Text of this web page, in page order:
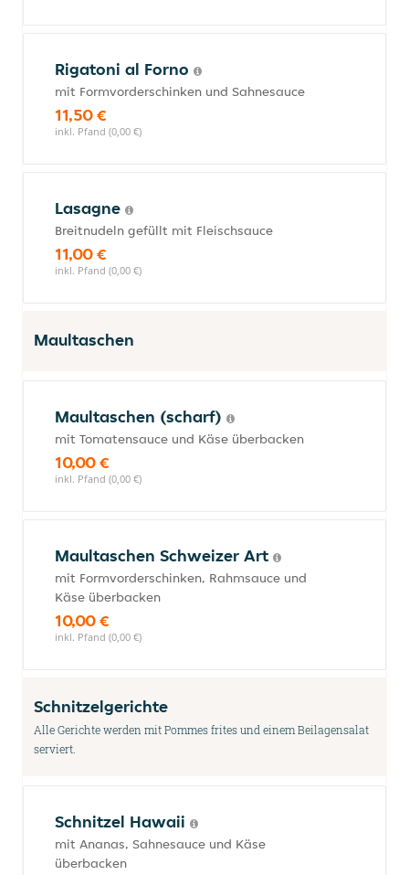
Rigatoni al Forno
mit Formvorderschinken und Sahnesauce
11,50 €
inkl. Pfand (0,00 €)
Lasagne
Breitnudeln gefüllt mit Fleischsauce
11,00 €
inkl. Pfand (0,00 €)
Maultaschen
Maultaschen (scharf)
mit Tomatensauce und Käse überbacken
10,00 €
inkl. Pfand (0,00 €)
Maultaschen Schweizer Art
mit Formvorderschinken, Rahmsauce und
Käse überbacken
10,00 €
inkl. Pfand (0,00 €)
Schnitzelgerichte
Alle Gerichte werden mit Pommes frites und einem Beilagensalat
serviert.
Schnitzel Hawaii
mit Ananas, Sahnesauce und Käse
überbacken